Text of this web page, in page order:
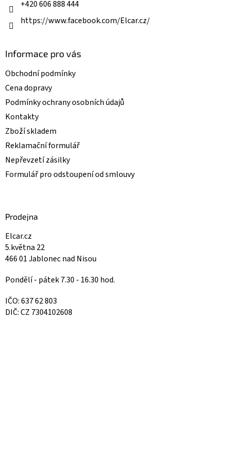
+420 606 888 444
https://www.facebook.com/Elcar.cz/
Informace pro vás
Obchodní podmínky
Cena dopravy
Podmínky ochrany osobních údajů
Kontakty
Zboží skladem
Reklamační formulář
Nepřevzetí zásilky
Formulář pro odstoupení od smlouvy
Prodejna
Elcar.cz
5.května 22
466 01 Jablonec nad Nisou
Pondělí - pátek 7.30 - 16.30 hod.
IČO: 637 62 803
DIČ: CZ 7304102608